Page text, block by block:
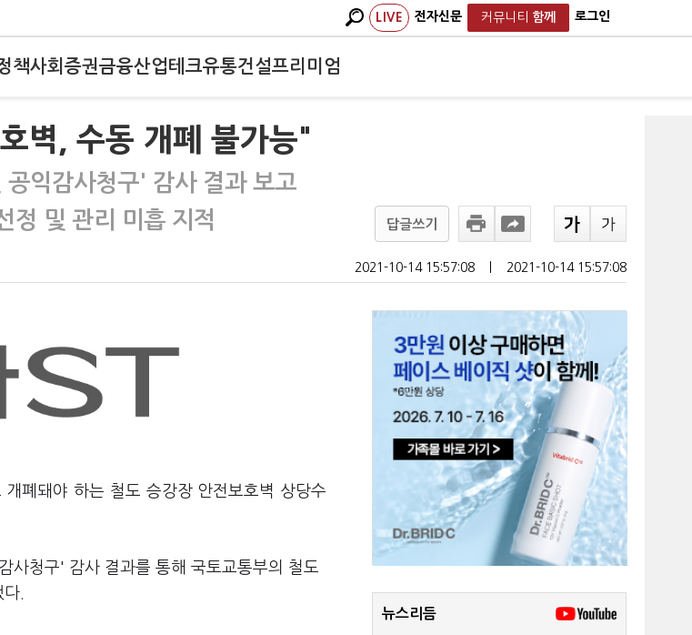
LIVE 전자신문 커뮤니티 함께 로그인
책사회 증권금융산업테크유통건설프리미엄
벽, 수동 개폐 불가능"
익감사청구' 감사 결과 보고
정 및 관리 미흡 지적
답글쓰기
2021-10-14 15:57:08 2021-10-14 15:57:08
폐돼야 하는 철도 승강장 안전보호벽 상당수
사청구' 감사 결과를 통해 국토교통부의 철도
.
뉴스리듬